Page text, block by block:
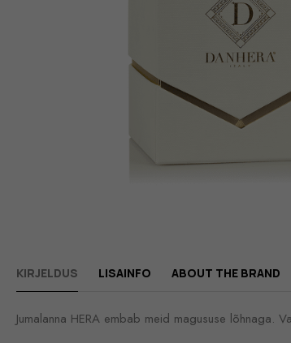
KIRJELDUS LISAINFO ABOUT THE BRAND
Jumalanna HERA embab meid magususe lõhnaga.